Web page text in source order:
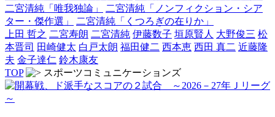
二宮清純「唯我独論」
二宮清純「ノンフィクション・シア
ター・傑作選」
二宮清純「くつろぎの在りか」
上田 哲之 二宮寿朗 二宮清純 伊藤数子 垣原賢人 大野俊三 松
本晋司 田崎健太 白戸太朗 福田健二 西本恵 西田 真二 近藤隆
夫 金子達仁 鈴木康友
TOP
スポーツコミュニケーションズ